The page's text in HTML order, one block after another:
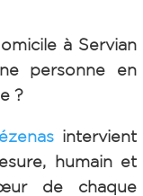
à Servian
personne en
?
intervient
humain et
de chaque